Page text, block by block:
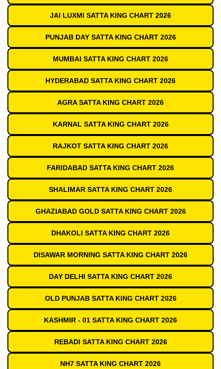
JAI LUXMI SATTA KING CHART 2026
PUNJAB DAY SATTA KING CHART 2026
MUMBAI SATTA KING CHART 2026
HYDERABAD SATTA KING CHART 2026
AGRA SATTA KING CHART 2026
KARNAL SATTA KING CHART 2026
RAJKOT SATTA KING CHART 2026
FARIDABAD SATTA KING CHART 2026
SHALIMAR SATTA KING CHART 2026
GHAZIABAD GOLD SATTA KING CHART 2026
DHAKOLI SATTA KING CHART 2026
DISAWAR MORNING SATTA KING CHART 2026
DAY DELHI SATTA KING CHART 2026
OLD PUNJAB SATTA KING CHART 2026
KASHMIR - 01 SATTA KING CHART 2026
REBADI SATTA KING CHART 2026
NH7 SATTA KING CHART 2026